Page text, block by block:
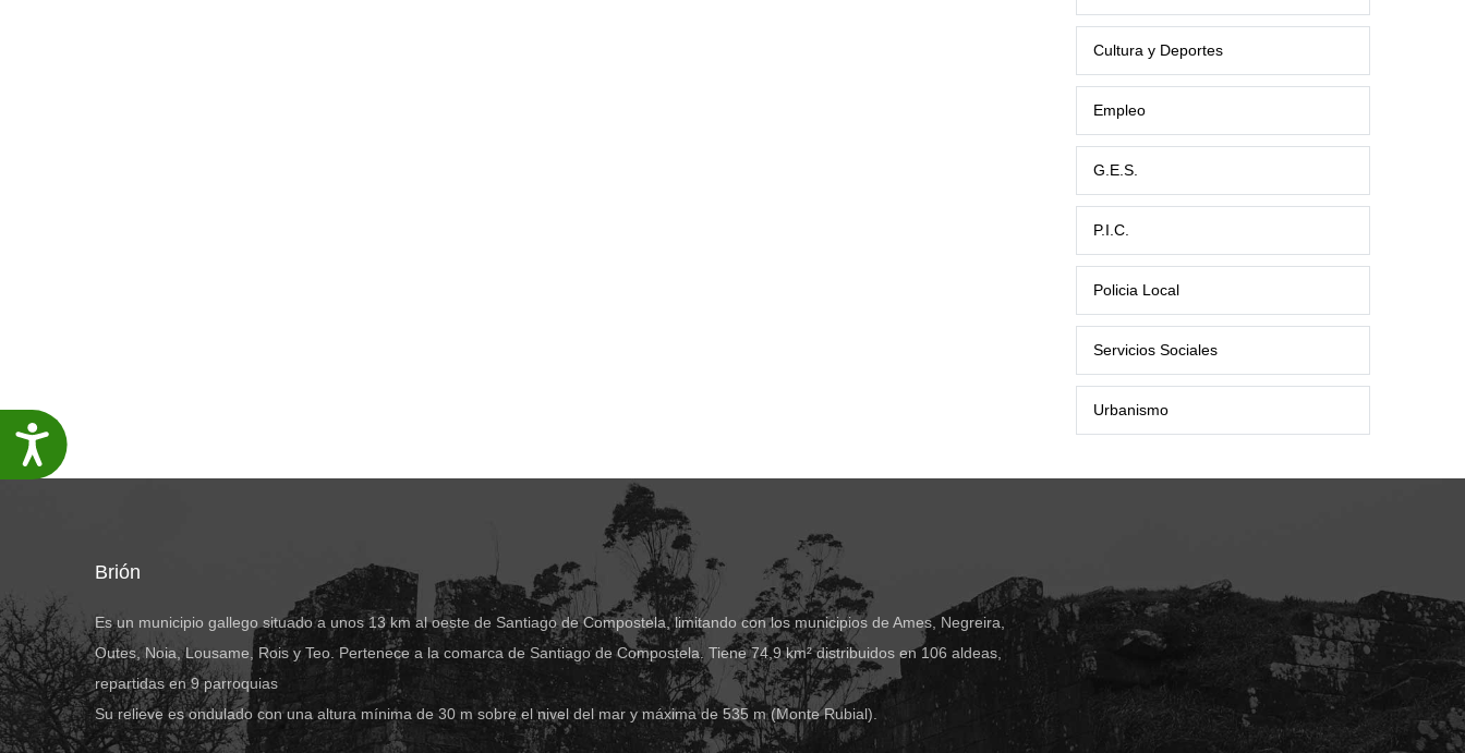
Accesibilidade
Cultura y Deportes
Empleo
G.E.S.
P.I.C.
Policia Local
Servicios Sociales
Urbanismo
Brión
Es un municipio gallego situado a unos 13 km al oeste de Santiago de Compostela, limitando con los municipios de Ames, Negreira,
Outes, Noia, Lousame, Rois y Teo. Pertenece a la comarca de Santiago de Compostela. Tiene 74,9 km² distribuidos en 106 aldeas,
repartidas en 9 parroquias
Su relieve es ondulado con una altura mínima de 30 m sobre el nivel del mar y máxima de 535 m (Monte Rubial).